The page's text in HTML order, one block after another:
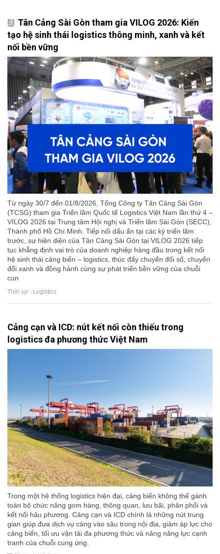
Tân Cảng Sài Gòn tham gia VILOG 2026: Kiến
tạo hệ sinh thái logistics thông minh, xanh và kết
nối bền vững
Từ ngày 30/7 đến 01/8/2026, Tổng Công ty Tân Cảng Sài Gòn
(TCSG) tham gia Triển lãm Quốc tế Logistics Việt Nam lần thứ 4 –
VILOG 2026 tại Trung tâm Hội nghị và Triển lãm Sài Gòn (SECC),
Thành phố Hồ Chí Minh. Tiếp nối dấu ấn tại các kỳ triển lãm
trước, sự hiện diện của Tân Cảng Sài Gòn tại VILOG 2026 tiếp
tục khẳng định vai trò của doanh nghiệp hàng đầu trong kết nối
hệ sinh thái cảng biển – logistics, thúc đẩy chuyển đổi số, chuyển
đổi xanh và đồng hành cùng sự phát triển bền vững của chuỗi
cun
Thời sự - Logistics
Cảng cạn và ICD: nút kết nối còn thiếu trong
logistics đa phương thức Việt Nam
Trong một hệ thống logistics hiện đại, cảng biển không thể gánh
toàn bộ chức năng gom hàng, thông quan, lưu bãi, phân phối và
kết nối hậu phương. Cảng cạn và ICD chính là những nút trung
gian giúp đưa dịch vụ cảng vào sâu trong nội địa, giảm áp lực cho
cảng biển, tối ưu vận tải đa phương thức và nâng năng lực cạnh
tranh của chuỗi cung ứng.